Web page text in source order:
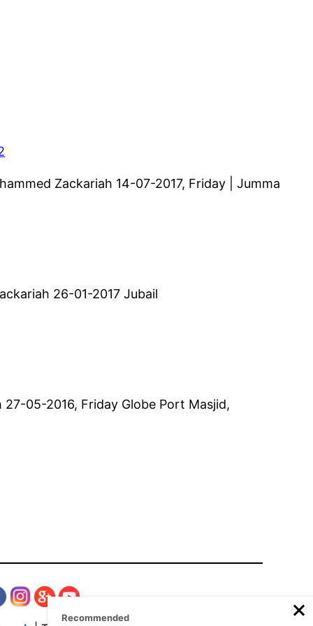
Zackariah 14-07-2017, Friday | Jumma
26-01-2017 Jubail
05-2016, Friday Globe Port Masjid,
Recommended